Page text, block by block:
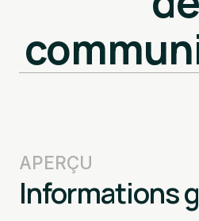
APERÇU
Informations